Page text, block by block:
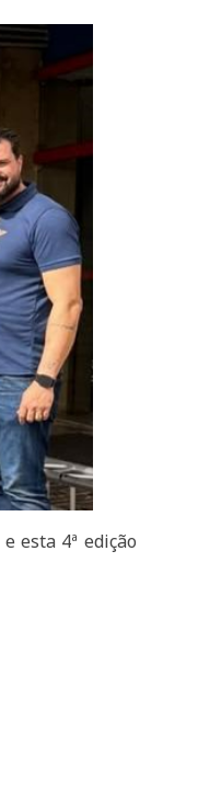
esta 4ª edição